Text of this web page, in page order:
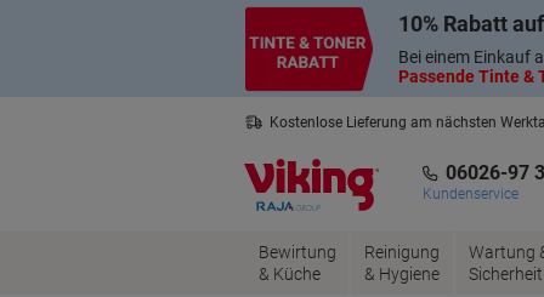
10% Rabatt
Bei einem Einkauf
Passende Tinte &
Kostenlose Lieferung am nächsten
06026-97
Kundenservice
Bewirtung
& Küche
Reinigung
& Hygiene
Wartung
Sicherheit